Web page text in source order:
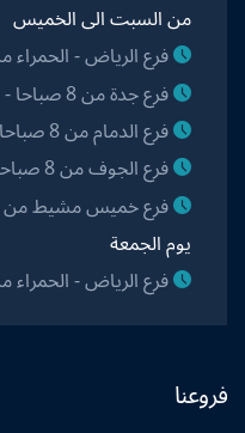
من السبت الى الخميس
فرع الرياض - الحمراء من 8 صباحا - 11 مساءا
فرع جدة من 8 صباحا - 11 مساءا
فرع الدمام من 8 صباحا - 10 مساءا
فرع الجوف من 8 صباحا - 9 مساءا
فرع خميس مشيط من 8 صباحا - 10 مساءا
يوم الجمعة
فرع الرياض - الحمراء من 2 مساءا - 11 مساءا
فروعنا